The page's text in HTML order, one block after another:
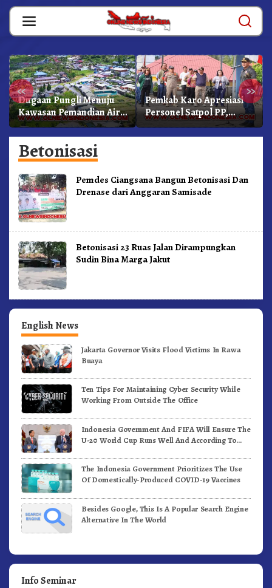
Skip
content
« »
Dugaan Pungli Menuju
Kawasan Pemandian Air
Panas Semangat Gunung
– Doulu Foto Dan
Videokan!
Pemkab Karo Apresiasi
Personel Satpol PP,
Linmas, Dan Pemadam
Kebakaran
Betonisasi
Pemdes Ciangsana Bangun Betonisasi Dan
Drenase dari Anggaran Samisade
Betonisasi 23 Ruas Jalan Dirampungkan
Sudin Bina Marga Jakut
English News
Jakarta Governor Visits Flood Victims In Rawa
Buaya
Ten Tips For Maintaining Cyber Security While
Working From Outside The Office
Indonesia Government And FIFA Will Ensure The
U-20 World Cup Runs Well And According To
The Indonesia Government Prioritizes The Use
Of Domestically-Produced COVID-19 Vaccines
Besides Google, This Is A Popular Search Engine
Alternative In The World
Info Seminar